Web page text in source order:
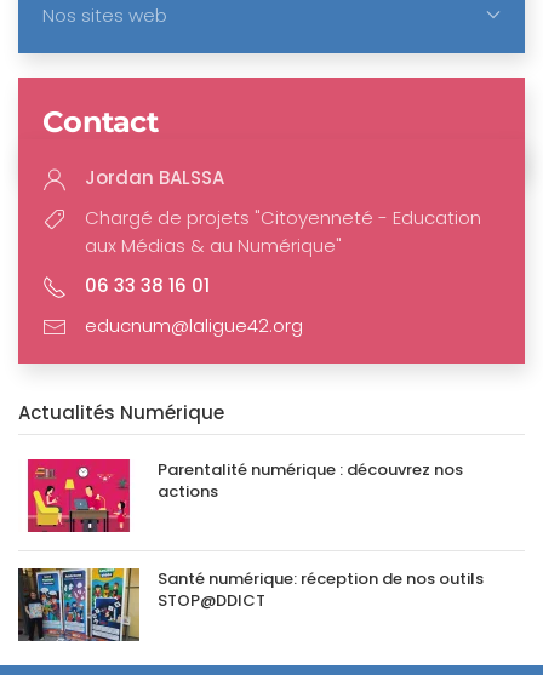
Nos sites web
Contact
Jordan BALSSA
Chargé de projets "Citoyenneté - Education
aux Médias & au Numérique"
06 33 38 16 01
educnum@laligue42.org
Actualités Numérique
Parentalité numérique : découvrez nos
actions
Santé numérique: réception de nos outils
STOP@DDICT